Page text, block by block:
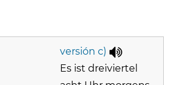
versión c)
Es ist dreiviertel